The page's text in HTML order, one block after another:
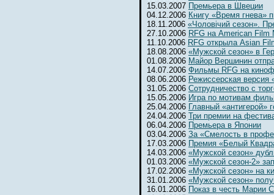
15.03.2007 Премьера в Швеции
04.12.2006 Книгу «Время гнева»
18.11.2006 «Чоловiчий сезон».
27.10.2006 RFG на American Film
11.10.2006 RFG открыла Asian
18.08.2006 «Мужской сезон» в
01.08.2006 Майор Вершинин
14.07.2006 Фильмы RFG на
08.06.2006 Режиссерская версия
31.05.2006 Сотрудничество с
15.05.2006 Игра по мотивам
25.04.2006 Главный «антигерой»
24.04.2006 Три премии на
06.04.2006 Премьера в Японии
03.04.2006 За «Смелость в
17.03.2006 Премия «Белый
14.03.2006 «Мужской сезон»
01.03.2006 «Мужской сезон-2»
17.02.2006 «Мужской сезон» на
31.01.2006 «Мужской сезон»
16.01.2006 Показ в честь Марии